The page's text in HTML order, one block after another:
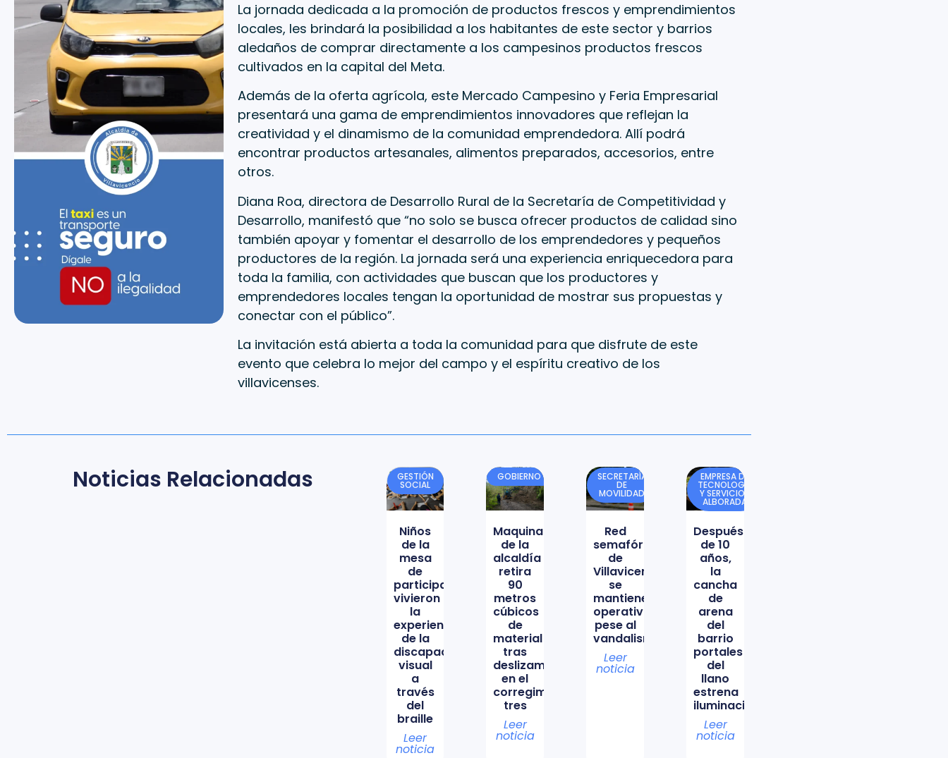
La jornada dedicada a la promoción de productos frescos y emprendimientos
locales, les brindará la posibilidad a los habitantes de este sector y barrios
aledaños de comprar directamente a los campesinos productos frescos
cultivados en la capital del Meta.
Además de la oferta agrícola, este Mercado Campesino y Feria Empresarial
presentará una gama de emprendimientos innovadores que reflejan la
creatividad y el dinamismo de la comunidad emprendedora. Allí podrá
encontrar productos artesanales, alimentos preparados, accesorios, entre
otros.
Diana Roa, directora de Desarrollo Rural de la Secretaría de Competitividad y
Desarrollo, manifestó que “no solo se busca ofrecer productos de calidad sino
también apoyar y fomentar el desarrollo de los emprendedores y pequeños
productores de la región. La jornada será una experiencia enriquecedora para
toda la familia, con actividades que buscan que los productores y
emprendedores locales tengan la oportunidad de mostrar sus propuestas y
conectar con el público”.
La invitación está abierta a toda la comunidad para que disfrute de este
evento que celebra lo mejor del campo y el espíritu creativo de los
villavicenses.
Noticias Relacionadas GESTIÓN
SOCIAL
Niños
de la
mesa
de
participación
vivieron
la
experiencia
de la
discapacidad
visual
a
través
del
braille
Leer
noticia
GOBIERNO
Maquinaria
de la
alcaldía
retira
90
metros
cúbicos
de
material
tras
deslizamiento
en el
corregimiento
tres
Leer
noticia
SECRETARÍA
DE
MOVILIDAD
Red
semafórica
de
Villavicencio
se
mantiene
operativa
pese al
vandalismo
Leer
noticia
EMPRESA DE
TECNOLOGÍA
Y SERVICIOS
ALBORADA
Después
de 10
años,
la
cancha
de
arena
del
barrio
portales
del
llano
estrena
iluminación
Leer
noticia